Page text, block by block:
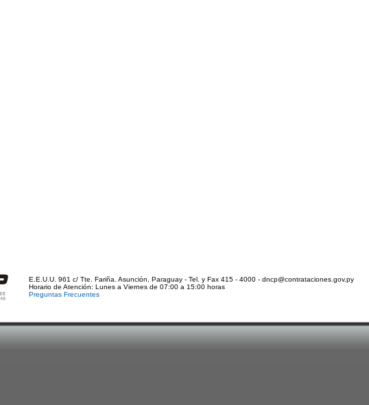
E.E.U.U. 961 c/ Tte. Fariña. Asunción, Paraguay - Tel. y Fax 415 - 4000 - dncp@contrataciones.gov.py
Horario de Atención: Lunes a Viernes de 07:00 a 15:00 horas
Preguntas Frecuentes